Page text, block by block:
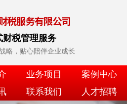
财税管理服务
略，贴心陪伴企业成长
业务项目
案例中心
联系我们 人才招聘